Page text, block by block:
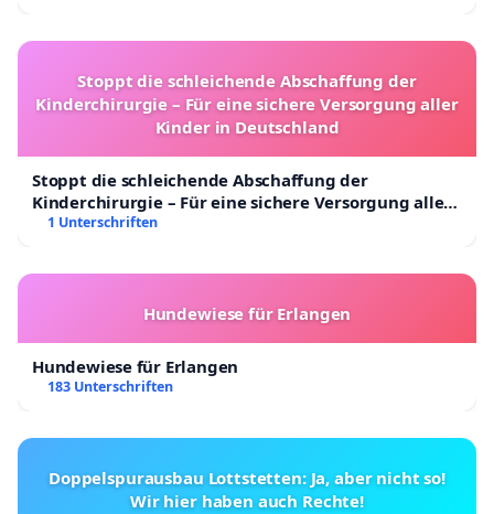
Stoppt die schleichende Abschaffung der
Kinderchirurgie – Für eine sichere Versorgung aller
Kinder in Deutschland
Stoppt die schleichende Abschaffung der
Kinderchirurgie – Für eine sichere Versorgung aller
Kinder in Deutschland
1 Unterschriften
Hundewiese für Erlangen
Hundewiese für Erlangen
183 Unterschriften
Doppelspurausbau Lottstetten: Ja, aber nicht so!
Wir hier haben auch Rechte!